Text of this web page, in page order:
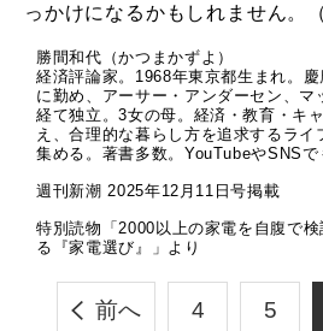
っかけになるかもしれません。
勝間和代（かつまかずよ）
経済評論家。1968年東京都生まれ。
に勤め、アーサー・アンダーセン、
経て独立。3女の母。経済・教育・キ
え、合理的な暮らし方を追求するライ
集める。著書多数。YouTubeやSNSで
週刊新潮 2025年12月11日号掲載
特別読物「2000以上の家電を自腹で
る『家電選び』」より
前へ 4 5